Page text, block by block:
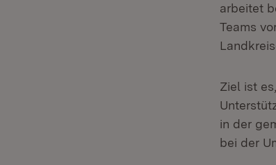
arbeitet
Teams
Ziel ist
in der
bei der